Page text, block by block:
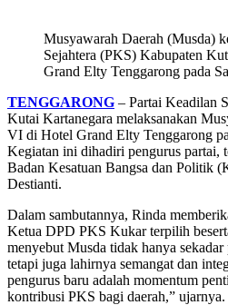
Musyawarah Daerah (Musda)
Sejahtera (PKS) Kabupaten
Grand Elty Tenggarong pada
TENGGARONG – Partai Keadilan
Kutai Kartanegara melaksanakan
VI di Hotel Grand Elty Tenggarong
Kegiatan ini dihadiri pengurus partai,
Badan Kesatuan Bangsa dan Politik
Destianti.
Dalam sambutannya, Rinda
Ketua DPD PKS Kukar terpilih
menyebut Musda tidak hanya
tetapi juga lahirnya semangat dan
pengurus baru adalah momentum
kontribusi PKS bagi daerah,” ujarnya.